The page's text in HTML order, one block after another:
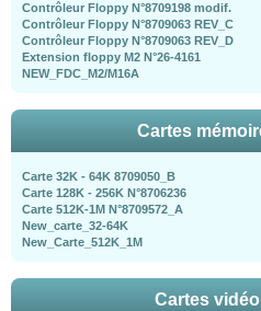
Contrôleur Floppy N°8709198 modif.
Contrôleur Floppy N°8709063 REV_C
Contrôleur Floppy N°8709063 REV_D
Extension floppy M2 N°26-4161
NEW_FDC_M2/M16A
Cartes
Carte 32K - 64K 8709050_B
Carte 128K - 256K N°8706236
Carte 512K-1M N°8709572_A
New_carte_32-64K
New_Carte_512K_1M
Cartes vidéo